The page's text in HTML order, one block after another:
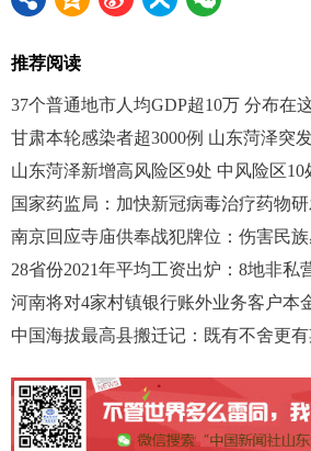
推荐阅读
37个普通地市人均GDP超10万 分布在
甘肃本轮感染者超3000例 山东菏泽突
山东菏泽新增高风险区9处 中风险区10
国家药监局：加快新冠病毒治疗药物
南京回应寺庙供奉战犯牌位：伤害民
28省份2021年平均工资出炉：8地非私
河南将对4家村镇银行账外业务客户本
中国海拔最高县搬迁记：既有不舍更